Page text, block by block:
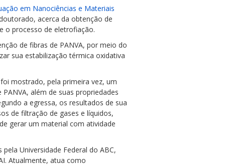
em Nanociências e Materiais
acerca da obtenção de
o processo de eletrofiação.
de fibras de PANVA, por meio do
sua estabilização térmica oxidativa
mostrado, pela primeira vez, um
além de suas propriedades
a egressa, os resultados de sua
de filtração de gases e líquidos,
gerar um material com atividade
Universidade Federal do ABC,
Atualmente, atua como